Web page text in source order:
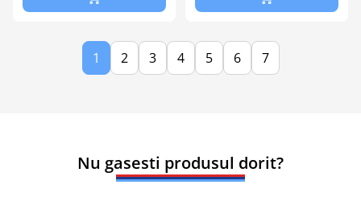
1 2 3 4 5 6 7
Nu gasesti produsul dorit?